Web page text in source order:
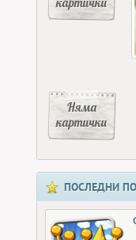
Няма
картички
ПОСЛЕДНИ